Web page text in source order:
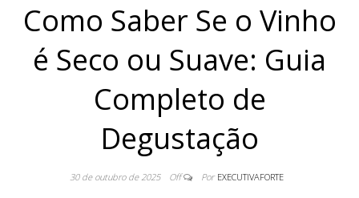
Como Saber Se o Vinho
é Seco ou Suave: Guia
Completo de
Degustação
30 de outubro de 2025 Off Por EXECUTIVAFORTE